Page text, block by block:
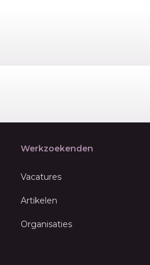
Werkzoekenden
Vacatures
Artikelen
Organisaties